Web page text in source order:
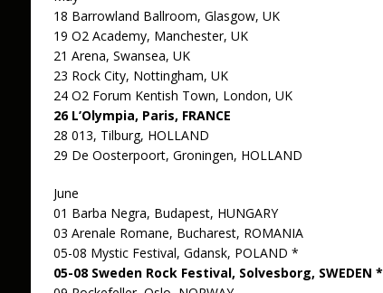
18 Barrowland Ballroom, Glasgow, UK
19 O2 Academy, Manchester, UK
21 Arena, Swansea, UK
23 Rock City, Nottingham, UK
24 O2 Forum Kentish Town, London, UK
26 L’Olympia, Paris, FRANCE
28 013, Tilburg, HOLLAND
29 De Oosterpoort, Groningen, HOLLAND
June
01 Barba Negra, Budapest, HUNGARY
03 Arenale Romane, Bucharest, ROMANIA
05-08 Mystic Festival, Gdansk, POLAND *
05-08 Sweden Rock Festival, Solvesborg, SWEDEN *